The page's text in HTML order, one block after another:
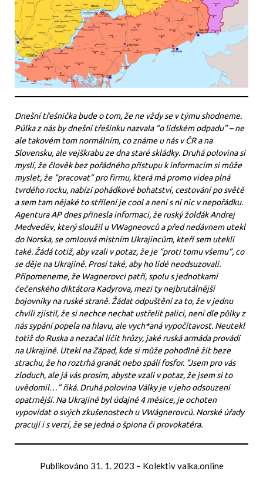
Dnešní třešnička bude o tom, že ne vždy se v týmu shodneme.
Půlka z nás by dnešní třešínku nazvala “o lidském odpadu” – ne
ale takovém tom normálním, co známe u nás v ČR a na
Slovensku, ale vejškrabu ze dna staré skládky. Druhá polovina si
myslí, že člověk bez pořádného přístupu k informacím si může
myslet, že “pracovat” pro firmu, která má promo videa plná
tvrdého rocku, nabízí pohádkové bohatství, cestování po světě
a sem tam nějaké to střílení je cool a není s ní nic v nepořádku.
Agentura AP dnes přinesla informaci, že ruský žoldák Andrej
Medveděv, který sloužil u VWagneovců a před nedávnem utekl
do Norska, se omlouvá místním Ukrajincům, kteří sem utekli
také. Žádá totiž, aby vzali v potaz, že je “proti tomu všemu”, co
se děje na Ukrajině. Prosí také, aby ho lidé neodsuzovali.
Připomeneme, že Wagnerovci patří, spolu s jednotkami
čečenského diktátora Kadyrova, mezi ty nejbrutálnější
bojovníky na ruské straně. Žádat odpuštění za to, že v jednu
chvíli zjistil, že si nechce nechat ustřelit palici, není dle půlky z
nás sypání popela na hlavu, ale vych*aná vypočítavost. Neutekl
totiž do Ruska a nezačal líčit hrůzy, jaké ruská armáda provádí
na Ukrajině. Utekl na Západ, kde si může pohodlně žít beze
strachu, že ho roztrhá granát nebo spálí fosfor. “Jsem pro vás
zloduch, ale já vás prosím, abyste vzali v potaz, že jsem si to
uvědomil…” říká. Druhá polovina Války je v jeho odsouzení
opatrnější. Na Ukrajině byl údajně 4 měsíce, je ochoten
vypovídat o svých zkušenostech u VWágnerovců. Norské úřady
pracují i s verzí, že se jedná o špiona či provokatéra.
Publikováno 31. 1. 2023 – Kolektiv valka.online